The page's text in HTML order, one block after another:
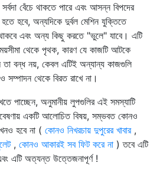
বেঁচে থাকতে পারে এবং আসন্ন বিপদের
হবে, অন্যদিকে দুর্বল মেশিন যুক্তিতে
এবং অন্য কিছু করতে "ভুলে" যাবে। এটি
থেকে পৃথক, কারণ যে কাজটি আটকে
তা বন্ধ নয়, কেবল এটিই অন্যান্য কাজগুলি
সম্পাদন থেকে বিরত রাখে না।
পাচ্ছেন, অনুমানীয় লুপগুলির এই সমস্যাটি
একটি আলোচিত বিষয়, সম্ভবত কোনও
হবে না ( কোনও নিখরচায় দুপুরের খাবার,
, কোনও আকারই সব ফিট করে না ) তবে এটি
এটি অত্যন্ত উত্তেজনাপূর্ণ !